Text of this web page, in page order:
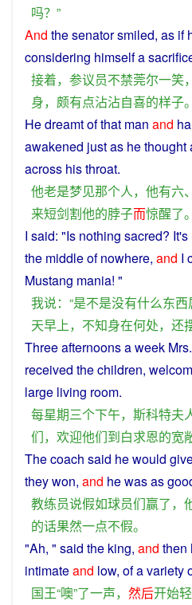
吗？”
And thesenatorsmiled, as if
considering himselfa
接着， 参议员不禁莞尔一笑，
身， 颇有点沾沾自喜的样子。
Hedreamtofthat man and
awakened just as hethought
across histhroat.
他老是梦见那个人， 他有六
来短剑割他的脖子而惊醒了。
I said: "Is nothing sacred? It's
the middle ofnowhere, and I
Mustang mania! "
我说：“是不是没有什么东西
天早上， 不知身在何处， 还
Threeafternoonsa week Mrs.
received thechildren,
large living room.
每星期三个下午， 斯科特夫
们， 欢迎他们到白求恩的宽
Thecoach said hewould
theywon, and hewasas
教练员说假如球员们赢了，
的话果然一点不假。
"Ah, " said the king, and then
intimateand low, of a variety
国王“噢”了一声， 然后开始